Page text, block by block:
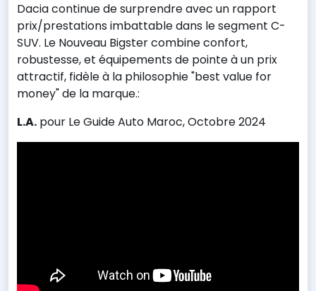
Dacia continue de surprendre avec un rapport
prix/prestations imbattable dans le segment C-
SUV. Le Nouveau Bigster combine confort,
robustesse, et équipements de pointe à un prix
attractif, fidèle à la philosophie "best value for
money" de la marque.:
L.A. pour Le Guide Auto Maroc, Octobre 2024